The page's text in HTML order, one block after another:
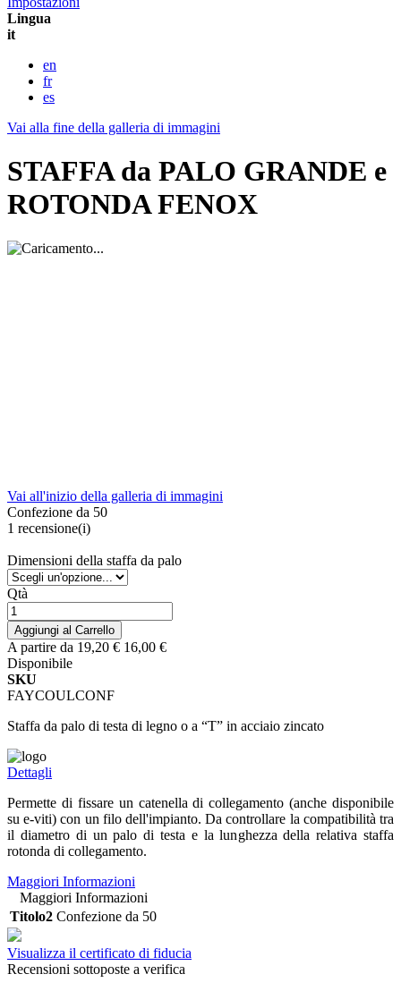
Lingua
it
en
fr
es
Vai alla fine della galleria di immagini
STAFFA da PALO GRANDE e
ROTONDA FENOX
Vai all'inizio della galleria di immagini
Confezione da 50
1 recensione(i)
Dimensioni della staffa da palo
Qtà
Aggiungi al Carrello
A partire da 19,20 € 16,00 €
Disponibile
SKU
FAYCOULCONF
Staffa da palo di testa di legno o a “T” in acciaio zincato
Dettagli
Permette di fissare un catenella di collegamento (anche disponibile
su e-viti) con un filo dell'impianto. Da controllare la compatibilità tra
il diametro di un palo di testa e la lunghezza della relativa staffa
rotonda di collegamento.
Maggiori Informazioni
Maggiori Informazioni
Titolo2 Confezione da 50
Visualizza il certificato di fiducia
Recensioni sottoposte a verifica